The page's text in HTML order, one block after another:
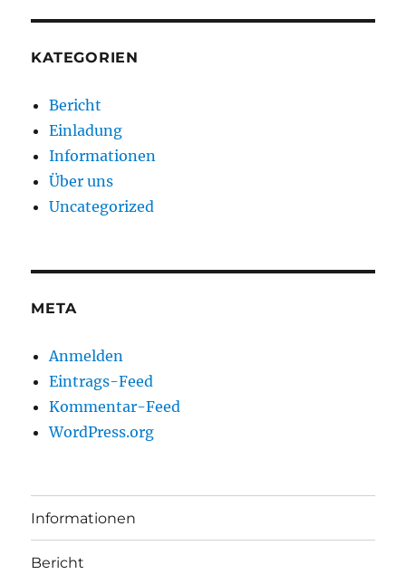
KATEGORIEN
Bericht
Einladung
Informationen
Über uns
Uncategorized
META
Anmelden
Eintrags-Feed
Kommentar-Feed
WordPress.org
Informationen
Bericht